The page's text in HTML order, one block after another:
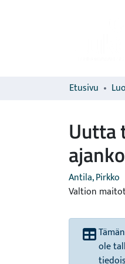
Etusivu
Uutta
Antila, Pirkko
Valtion
ole